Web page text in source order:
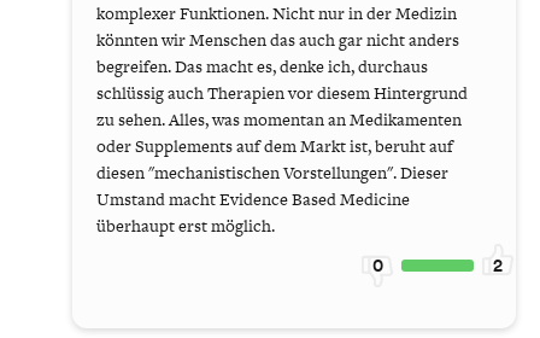
komplexer Funktionen. Nicht nur in der Medizin
könnten wir Menschen das auch gar nicht anders
begreifen. Das macht es, denke ich, durchaus
schlüssig auch Therapien vor diesem Hintergrund
zu sehen. Alles, was momentan an Medikamenten
oder Supplements auf dem Markt ist, beruht auf
diesen "mechanistischen Vorstellungen". Dieser
Umstand macht Evidence Based Medicine
überhaupt erst möglich.
0 2